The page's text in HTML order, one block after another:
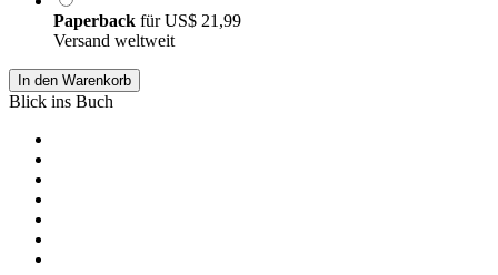
Paperback fürUS$ 21,99
Versand weltweit
In den Warenkorb
Blick ins Buch